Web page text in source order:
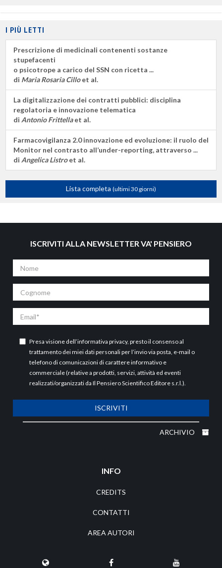
I PIÙ LETTI
Prescrizione di medicinali contenenti sostanze
stupefacenti
o psicotrope a carico del SSN con ricetta ...
di Maria Rosaria Cilloet al.
La digitalizzazione dei contratti pubblici: disciplina
regolatoria e innovazione telematica
di Antonio Frittellaet al.
Farmacovigilanza 2.0 innovazione ed evoluzione: il ruolo del
Monitor nel contrasto all’under-reporting, attraverso ...
di Angelica Listroet al.
Lista completa (ultimi 30 giorni)
ISCRIVITI ALLA NEWSLETTER VA' PENSIERO
Nome
Cognome
Email
Presa visione dell’informativa privacy, presto il consenso al
trattamento dei miei dati personali per l’invio via posta, e-mail o
telefono di comunicazioni di carattere informativo e
commerciale (relative a prodotti, servizi, attività ed eventi
realizzati/organizzati da Il Pensiero Scientifico Editore s.r.l.).
ISCRIVITI
ARCHIVIO
INFO
CREDITS
CONTATTI
AREA AUTORI